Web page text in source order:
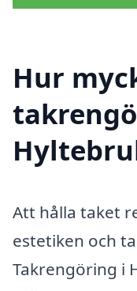
Hur
Att hålla taket
estetiken och
Takrengöring i